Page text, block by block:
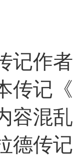
记作
传记
容混
德传